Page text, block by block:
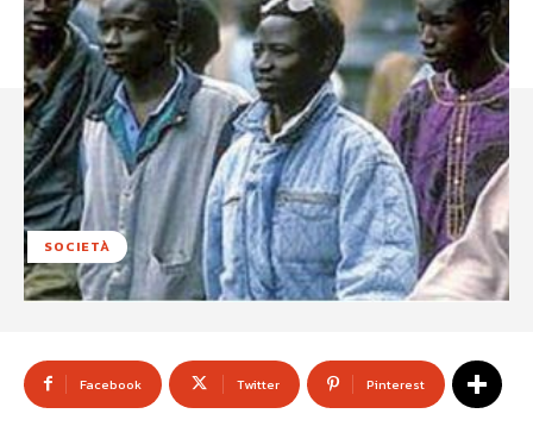
SOCIETÀ
Facebook Twitter Pinterest